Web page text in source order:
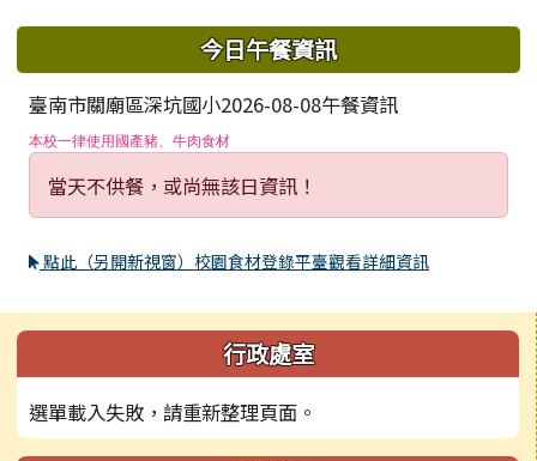
下中區域內容
今日午餐資訊
臺南市關廟區深坑國小2026-08-08午餐資訊
本校一律使用國產豬、牛肉食材
當天不供餐，或尚無該日資訊！
點此（另開新視窗）校園食材登錄平臺觀看詳細資訊
左邊區域內容 行政處室
選單載入失敗，請重新整理頁面。